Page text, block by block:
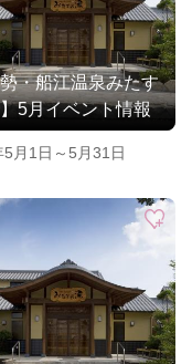
・船江温泉みたす
5月イベント情報
5月1日～5月31日